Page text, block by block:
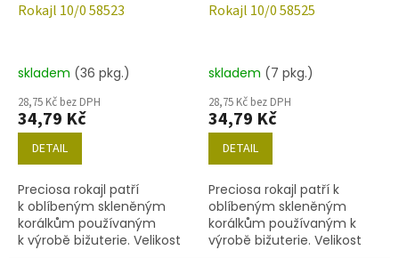
Rokajl 10/0 58523
skladem (36 pkg.)
28,75 Kč bez DPH
34,79 Kč
DETAIL
Preciosa rokajl patří
k oblíbeným skleněným
korálkům používaným
k výrobě bižuterie. Velikost
Rokajl 10/0 58525
skladem (7 pkg.)
28,75 Kč bez DPH
34,79 Kč
DETAIL
Preciosa rokajl patří k
oblíbeným skleněným
korálkům používaným k
výrobě bižuterie. Velikost